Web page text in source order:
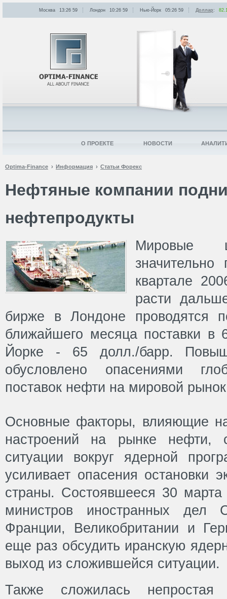
Optima-Finance Информация Статьи Форекс
Нефтяные компании
нефтепродукты
Мировые
квартале
расти
бирже в Лондоне проводятся
ближайшего месяца поставки
Йорке - 65 долл./барр.
обусловлено опасениями
поставок нефти на мировой
Основные факторы, влияющие
настроений на рынке нефти,
ситуации вокруг ядерной
усиливает опасения остановки
страны. Состоявшееся 30
министров иностранных
Франции, Великобритании и
еще раз обсудить иранскую
выход из сложившейся ситуации.
Также сложилась
Москва 13:26 59 Лондон 10:26 59 Нью-Йорк 05:26 59 Доллар:
О ПРОЕКТЕ НОВОСТИ